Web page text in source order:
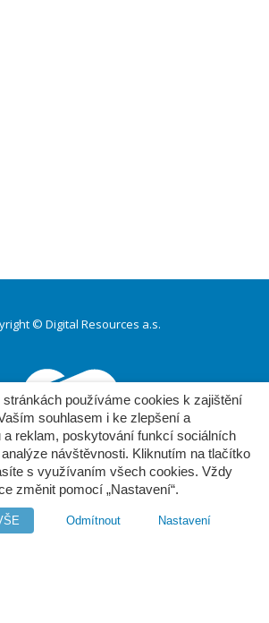
© Digital Resources a.s.
Poděbradská 520/24
190 00 Praha 9
stránkách používáme cookies k zajištění
souhlasem i ke zlepšení a
a reklam, poskytování funkcí sociálních
návštěvnosti. Kliknutím na tlačítko
s využívaním všech cookies. Vždy
změnit pomocí „Nastavení“.
Odmítnout Nastavení